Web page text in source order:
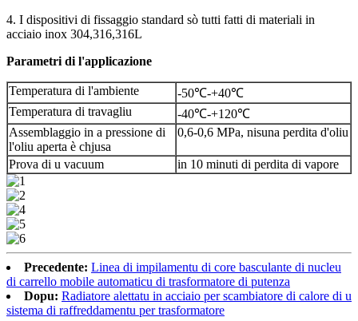
4. I dispositivi di fissaggio standard sò tutti fatti di materiali in
acciaio inox 304,316,316L
Parametri di l'applicazione
Temperatura di l'ambiente
-50℃-+40℃
Temperatura di travagliu
-40℃-+120℃
Assemblaggio in a pressione di
l'oliu aperta è chjusa
0,6-0,6 MPa, nisuna perdita d'oliu
Prova di u vacuum in 10 minuti di perdita di vapore
Precedente: Linea di impilamentu di core basculante di nucleu
di carrello mobile automaticu di trasformatore di putenza
Dopu: Radiatore alettatu in acciaio per scambiatore di calore di u
sistema di raffreddamentu per trasformatore